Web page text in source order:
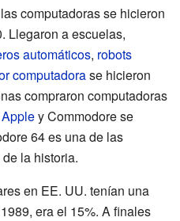
computadoras se hicieron
Llegaron a escuelas,
automáticos, robots
computadorase hicieron
compraron computadoras
Appley Commodore se
64 es una de las
la historia.
en EE. UU. tenían una
era el 15%. A finales